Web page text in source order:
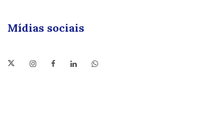
Mídias sociais